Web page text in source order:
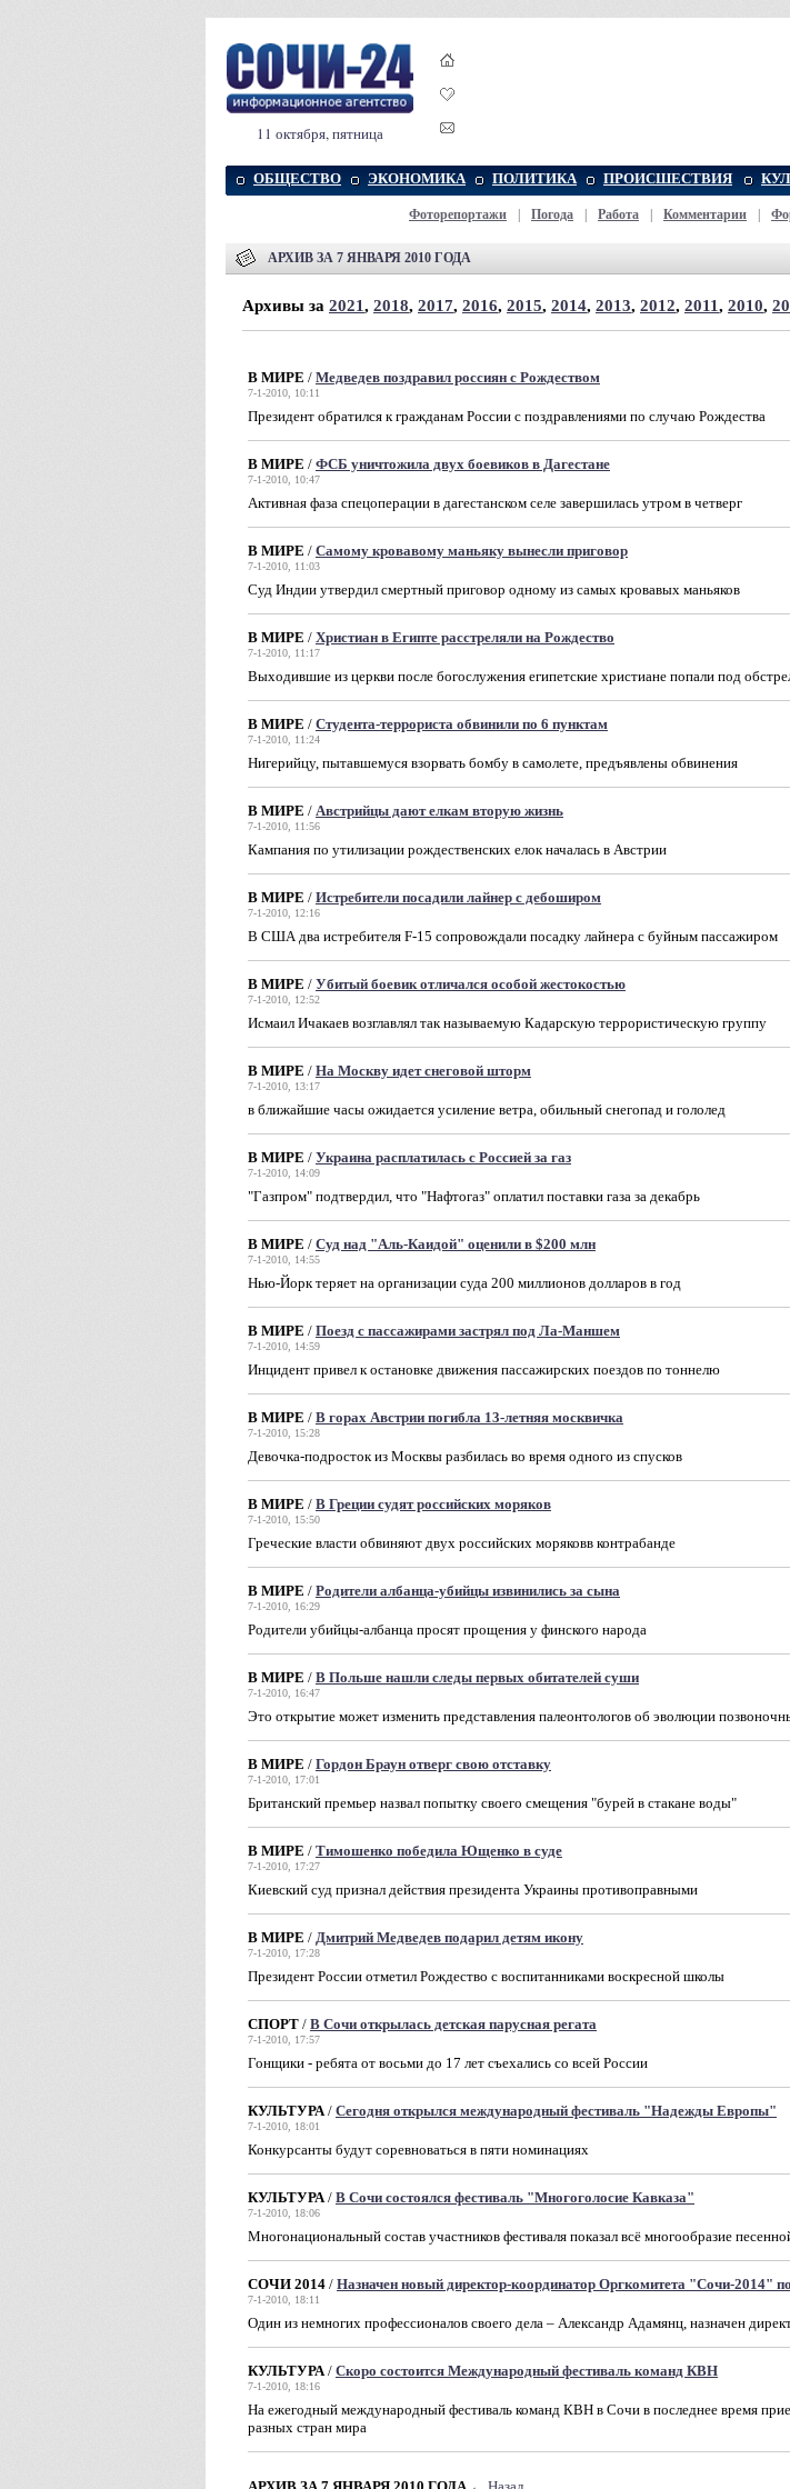
11 октября, пятница
ОБЩЕСТВО ЭКОНОМИКА ПОЛИТИКА ПРОИСШЕСТВИЯ
Фоторепортажи Погода Работа Комментарии
АРХИВ ЗА 7 ЯНВАРЯ 2010 ГОДА
Архивы за 2021, 2018, 2017, 2016, 2015, 2014, 2013, 2012, 2011, 2010,
В МИРЕ / Медведев поздравил россиян с Рождеством
7-1-2010, 10:11
Президент обратился к гражданам России с поздравлениями по случаю Рождества
В МИРЕ / ФСБ уничтожила двух боевиков в Дагестане
7-1-2010, 10:47
Активная фаза спецоперации в дагестанском селе завершилась утром в четверг
В МИРЕ / Самому кровавому маньяку вынесли приговор
7-1-2010, 11:03
Суд Индии утвердил смертный приговор одному из самых кровавых маньяков
В МИРЕ / Христиан в Египте расстреляли на Рождество
7-1-2010, 11:17
Выходившие из церкви после богослужения египетские христиане попали под
В МИРЕ / Студента-террориста обвинили по 6 пунктам
7-1-2010, 11:24
Нигерийцу, пытавшемуся взорвать бомбу в самолете, предъявлены обвинения
В МИРЕ / Австрийцы дают елкам вторую жизнь
7-1-2010, 11:56
Кампания по утилизации рождественских елок началась в Австрии
В МИРЕ / Истребители посадили лайнер с дебоширом
7-1-2010, 12:16
В США два истребителя F-15 сопровождали посадку лайнера с буйным пассажиром
В МИРЕ / Убитый боевик отличался особой жестокостью
7-1-2010, 12:52
Исмаил Ичакаев возглавлял так называемую Кадарскую террористическую группу
В МИРЕ / На Москву идет снеговой шторм
7-1-2010, 13:17
в ближайшие часы ожидается усиление ветра, обильный снегопад и гололед
В МИРЕ / Украина расплатилась с Россией за газ
7-1-2010, 14:09
"Газпром" подтвердил, что "Нафтогаз" оплатил поставки газа за декабрь
В МИРЕ / Суд над "Аль-Каидой" оценили в $200 млн
7-1-2010, 14:55
Нью-Йорк теряет на организации суда 200 миллионов долларов в год
В МИРЕ / Поезд с пассажирами застрял под Ла-Маншем
7-1-2010, 14:59
Инцидент привел к остановке движения пассажирских поездов по тоннелю
В МИРЕ / В горах Австрии погибла 13-летняя москвичка
7-1-2010, 15:28
Девочка-подросток из Москвы разбилась во время одного из спусков
В МИРЕ / В Греции судят российских моряков
7-1-2010, 15:50
Греческие власти обвиняют двух российских моряковв контрабанде
В МИРЕ / Родители албанца-убийцы извинились за сына
7-1-2010, 16:29
Родители убийцы-албанца просят прощения у финского народа
В МИРЕ / В Польше нашли следы первых обитателей суши
7-1-2010, 16:47
Это открытие может изменить представления палеонтологов об эволюции
В МИРЕ / Гордон Браун отверг свою отставку
7-1-2010, 17:01
Британский премьер назвал попытку своего смещения "бурей в стакане воды"
В МИРЕ / Тимошенко победила Ющенко в суде
7-1-2010, 17:27
Киевский суд признал действия президента Украины противоправными
В МИРЕ / Дмитрий Медведев подарил детям икону
7-1-2010, 17:28
Президент России отметил Рождество с воспитанниками воскресной школы
СПОРТ / В Сочи открылась детская парусная регата
7-1-2010, 17:57
Гонщики - ребята от восьми до 17 лет съехались со всей России
КУЛЬТУРА/ Сегодня открылся международный фестиваль "Надежды Европы"
7-1-2010, 18:01
Конкурсанты будут соревноваться в пяти номинациях
КУЛЬТУРА/ В Сочи состоялся фестиваль "Многоголосие Кавказа"
7-1-2010, 18:06
Многонациональный состав участников фестиваля показал всё многообразие
СОЧИ 2014 / Назначен новый директор-координатор Оргкомитета "Сочи-2014"
7-1-2010, 18:11
Один из немногих профессионалов своего дела – Александр Адамянц, назначен
КУЛЬТУРА/ Скоро состоится Международный фестиваль команд КВН
7-1-2010, 18:16
На ежегодный международный фестиваль команд КВН в Сочи в последнее время
разных стран мира